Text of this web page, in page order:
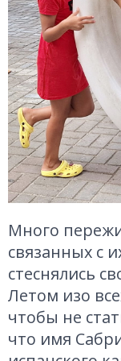
Много
связанных с
стеснялись
Летом изо
чтобы не
что имя